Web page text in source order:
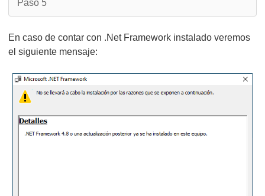
Paso 5
En caso de contar con .Net Framework instalado veremos
el siguiente mensaje: